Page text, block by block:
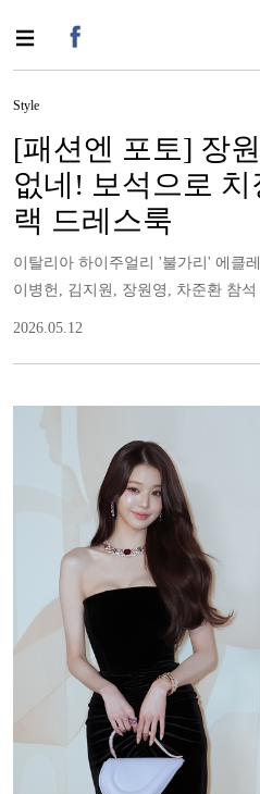
Style
[패션엔 포토] 장
없네! 보석으로
랙 드레스룩
이탈리아 하이주얼리 '불가리' 에클
이병헌, 김지원, 장원영, 차준환 참석
2026.05.12